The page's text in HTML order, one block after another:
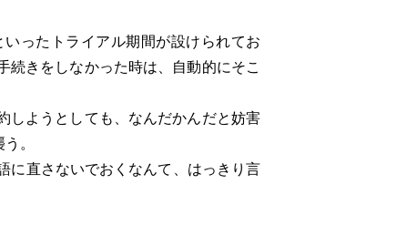
ったトライアル期間が設けられてお
続きをしなかった時は、自動的にそこ
しようとしても、なんだかんだと妨害
。
に直さないでおくなんて、はっきり言